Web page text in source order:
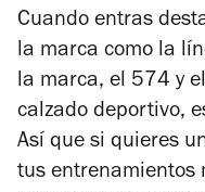
Cuando entras
la marca como la
la marca, el 574 y
calzado deportivo,
Así que si quieres
tus entrenamientos